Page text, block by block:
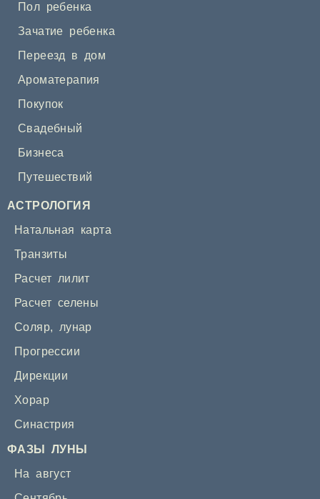
Пол ребенка
Зачатие ребенка
Переезд в дом
Ароматерапия
Покупок
Свадебный
Бизнеса
Путешествий
АСТРОЛОГИЯ
Натальная карта
Транзиты
Расчет лилит
Расчет селены
Соляр, лунар
Прогрессии
Дирекции
Хорар
Синастрия
ФАЗЫ ЛУНЫ
На август